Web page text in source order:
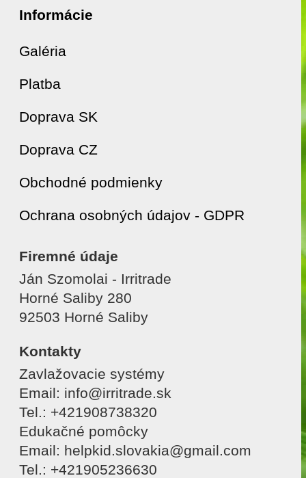
Informácie
Galéria
Platba
Doprava SK
Doprava CZ
Obchodné podmienky
Ochrana osobných údajov - GDPR
Firemné údaje
Ján Szomolai - Irritrade
Horné Saliby 280
92503 Horné Saliby
Kontakty
Zavlažovacie systémy
Email: info@irritrade.sk
Tel.: +421908738320
Edukačné pomôcky
Email: helpkid.slovakia@gmail.com
Tel.: +421905236630